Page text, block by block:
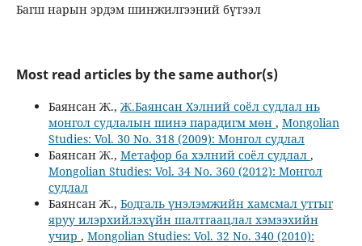
Багш нарын эрдэм шинжилгээний бүтээл
Most read articles by the same author(s)
Баянсан Ж., Ж.Баянсан Хэлний соёл судлал нь
монгол судлалын шинэ парадигм мөн , Mongolian
Studies: Vol. 30 No. 318 (2009): Монгол судлал
Баянсан Ж., Метафор ба хэлний соёл судлал ,
Mongolian Studies: Vol. 34 No. 360 (2012): Монгол
судлал
Баянсан Ж., Бодгаль үнэлэмжийн хамсмал утгыг
яруу илэрхийлэхүйн шалтгаацлал хэмээхийн
учир , Mongolian Studies: Vol. 32 No. 340 (2010):